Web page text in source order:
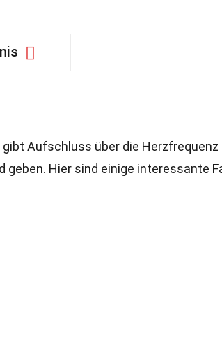
Aufschluss über die Herzfrequenz
Hier sind einige interessante